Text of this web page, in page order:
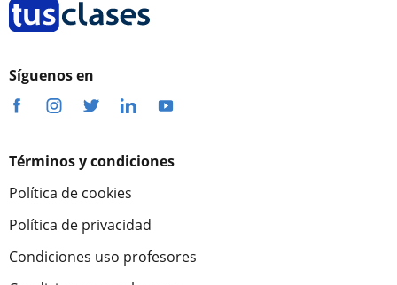
Síguenos en
Términos y condiciones
Política de cookies
Política de privacidad
Condiciones uso profesores